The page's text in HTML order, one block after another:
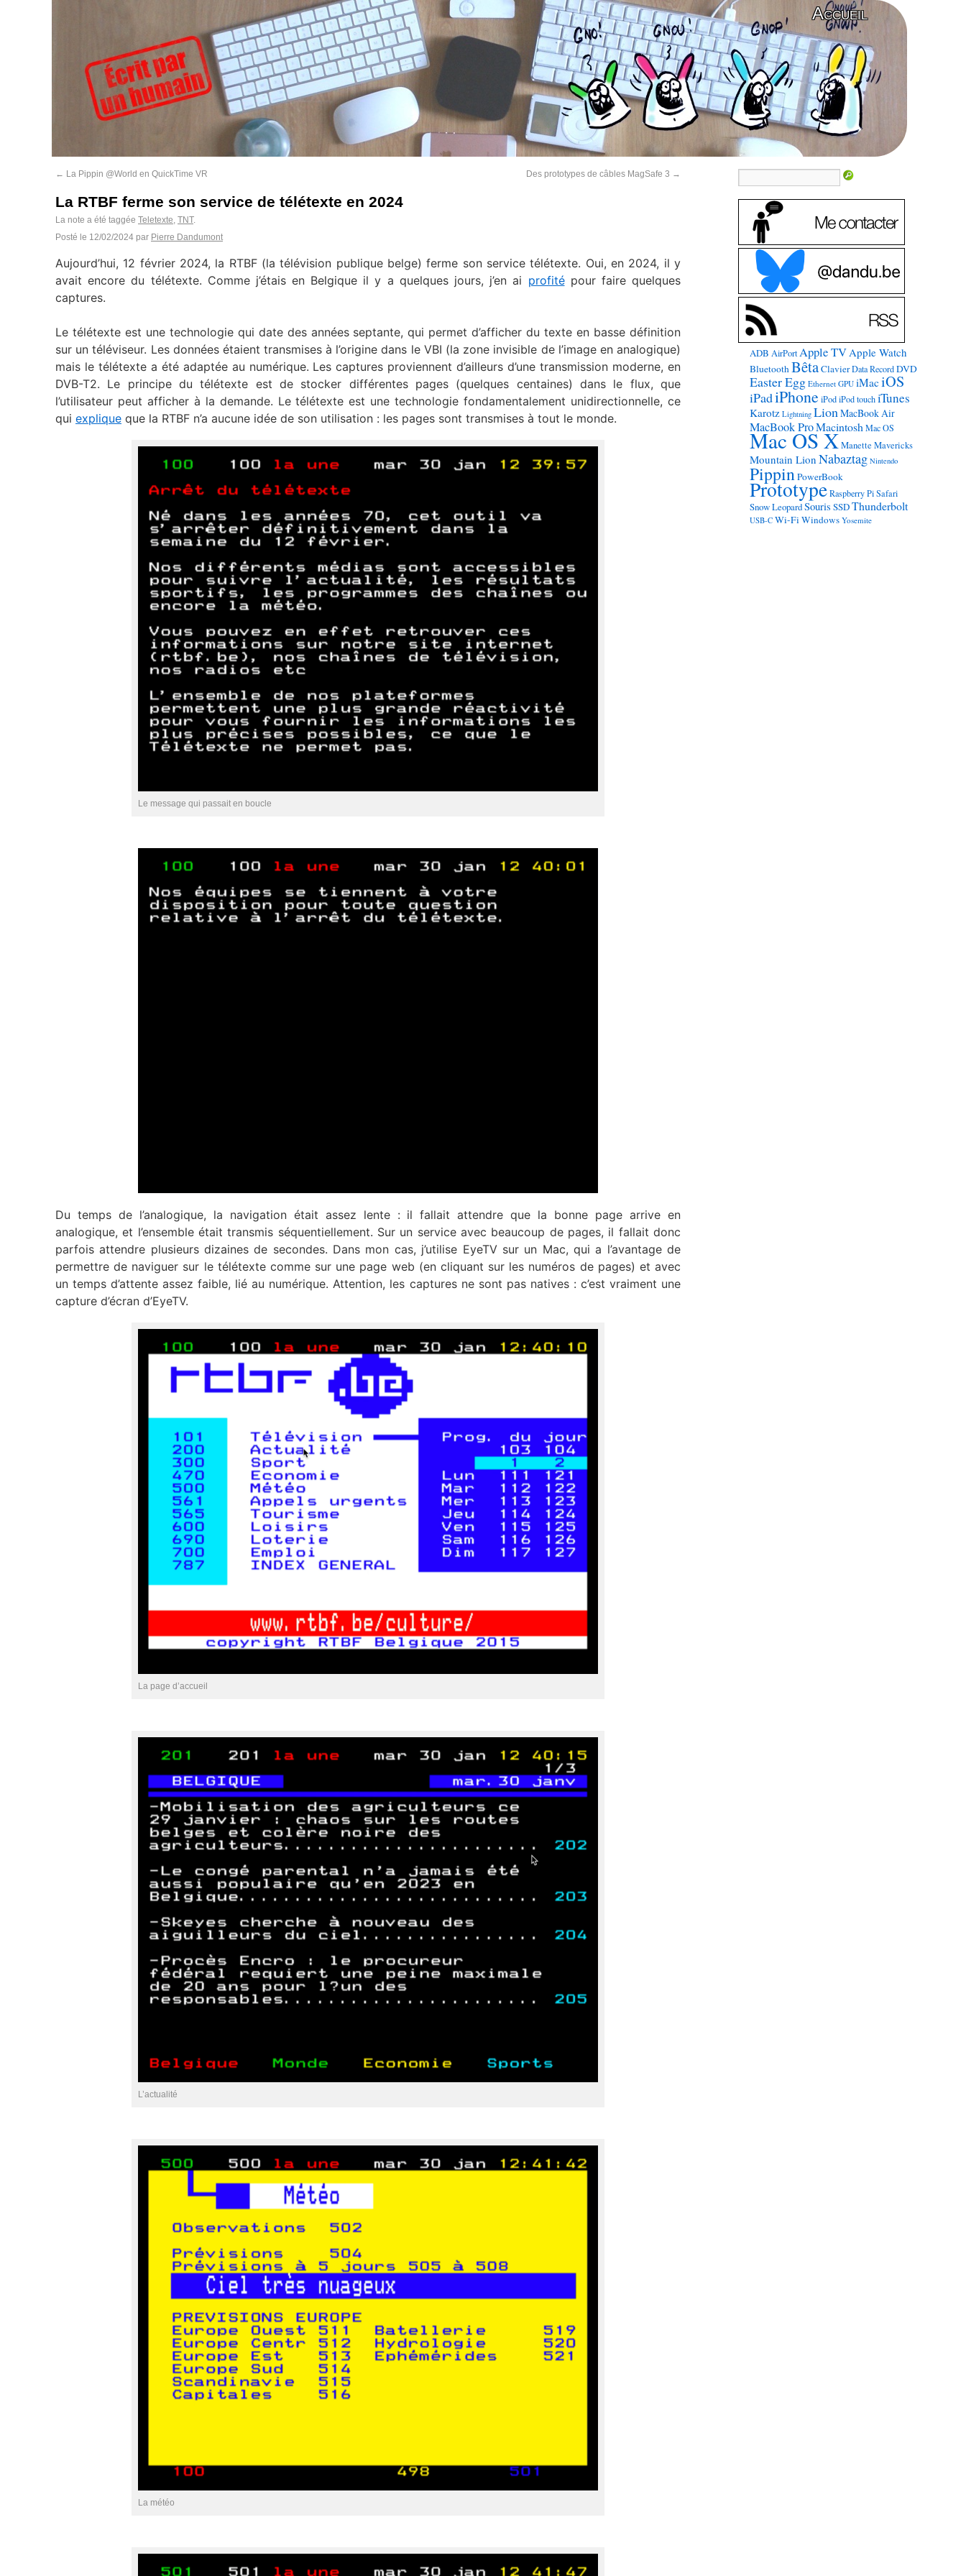
Accueil
← La Pippin @World en QuickTime VR Des prototypes de câbles MagSafe 3 →
La RTBF ferme son service de télétexte en 2024
La note a été taggée Teletexte, TNT.
Posté le 12/02/2024 par Pierre Dandumont
Aujourd’hui, 12 février 2024, la RTBF (la télévision publique belge) ferme son service télétexte. Oui, en 2024, il y
avait encore du télétexte. Comme j’étais en Belgique il y a quelques jours, j’en ai profitépour faire quelques
captures.
Le télétexte est une technologie qui date des années septante, qui permet d’afficher du texte en basse définition
sur un téléviseur. Les données étaient transmises à l’origine dans le VBI (la zone invisible de l’image en analogique)
mais le télétexte a été adaptée au numérique. Les captures proviennent d’ailleurs d’une transmission moderne, en
DVB-T2. Le principe du télétexte est de stocker différentes pages (quelques centaines) dans le flux, que
l’utilisateur peut afficher à la demande. Le télétexte est une technologie fondamentalement unidirectionnelle, ce
qui explique que la RTBF n’a aucune idée de son utilisation : les pages sont transmises à tout le monde.
Le message qui passait en boucle
Du temps de l’analogique, la navigation était assez lente : il fallait attendre que la bonne page arrive en
analogique, et l’ensemble était transmis séquentiellement. Sur un service avec beaucoup de pages, il fallait donc
parfois attendre plusieurs dizaines de secondes. Dans mon cas, j’utilise EyeTV sur un Mac, qui a l’avantage de
permettre de naviguer sur le télétexte comme sur une page web (en cliquant sur les numéros de pages) et avec
un temps d’attente assez faible, lié au numérique. Attention, les captures ne sont pas natives : c’est vraiment une
capture d’écran d’EyeTV.
La page d’accueil
L’actualité
La météo
ADB AirPort Apple TVApple Watch
BluetoothBêtaClavier Data Record DVD
Easter Egg Ethernet GPU iMaciOS
iPadiPhone iPod iPod touch iTunes
Karotz Lightning LionMacBook Air
MacBook ProMacintosh Mac OS
Mac OS X Manette Mavericks
Mountain Lion Nabaztag Nintendo
PippinPowerBook
Prototype Raspberry Pi Safari
Snow LeopardSouris SSDThunderbolt
USB-C Wi-FiWindows Yosemite